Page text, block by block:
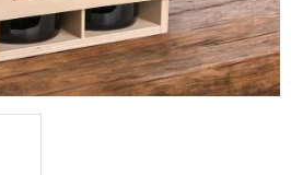
Jak nakupovat
firmy Velkoobchod Kontakt